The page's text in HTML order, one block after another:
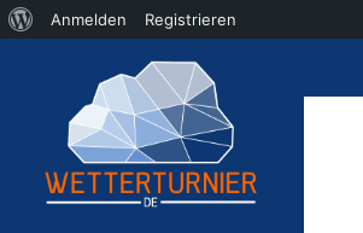
Über
Anmelden Registrieren